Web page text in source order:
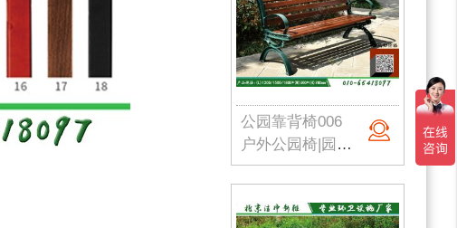
公园靠背椅006
户外公园椅|园林座椅|小区路椅|公园长椅|校园户外椅|洁净新雅 定制批发